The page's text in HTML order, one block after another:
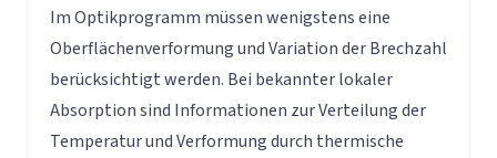
Im Optikprogramm müssen wenigstens eine
Oberflächenverformung und Variation der Brechzahl
berücksichtigt werden. Bei bekannter lokaler
Absorption sind Informationen zur Verteilung der
Temperatur und Verformung durch thermische